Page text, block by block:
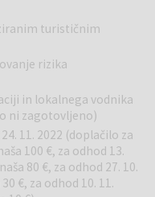
turističnim
rizika
in lokalnega vodnika
ni zagotovljeno)
11. 2022 (doplačilo za
100 €, za odhod 13.
80 €, za odhod 27. 10.
€, za odhod 10. 11.